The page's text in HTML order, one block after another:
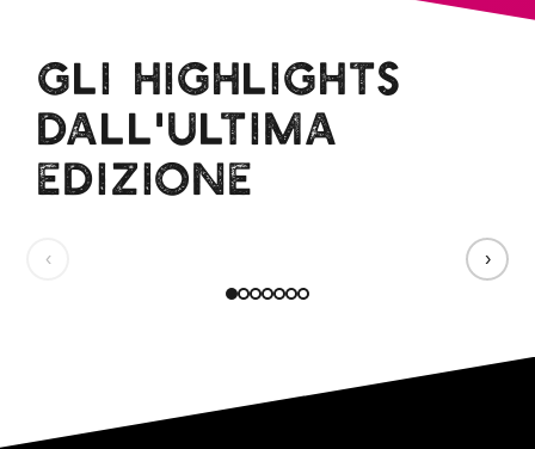
GLI HIGHLIGHTS
DALL'ULTIMA
EDIZIONE
‹
Il Cortile
Nobile di
Il Teatro
›